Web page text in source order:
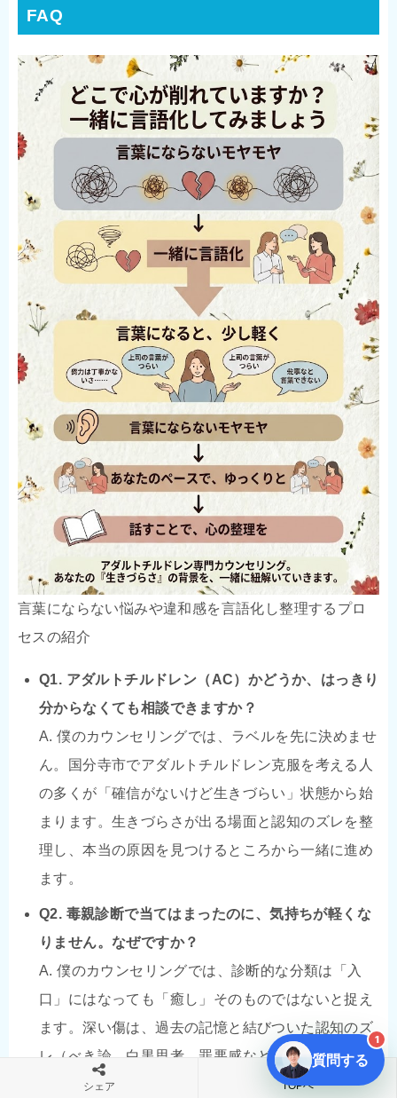
FAQ
言葉にならない悩みや違和感を言語化し整理するプロ
セスの紹介
Q1. アダルトチルドレン（AC）かどうか、はっきり
分からなくても相談できますか？
A. 僕のカウンセリングでは、ラベルを先に決めませ
ん。国分寺市でアダルトチルドレン克服を考える人
の多くが「確信がないけど生きづらい」状態から始
まります。生きづらさが出る場面と認知のズレを整
理し、本当の原因を見つけるところから一緒に進め
ます。
Q2. 毒親診断で当てはまったのに、気持ちが軽くな
りません。なぜですか？
A. 僕のカウンセリングでは、診断的な分類は「入
口」にはなっても「癒し」そのものではないと捉え
ます。深い傷は、過去の記憶と結びついた認知のズ
レ（べき論、白黒思考、罪悪感など）を丁寧にほど
くことで、初めて回復が進みます。
シェア TOPへ
質問する
1